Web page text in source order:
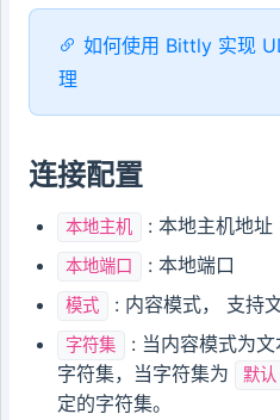
如何使用 Bittly 实现
理
连接配置
本地主机 : 本地主机地址
本地端口 : 本地端口
模式 : 内容模式， 支持
字符集
: 当内容模式为
字符集，当字符集为
默认
定的字符集。